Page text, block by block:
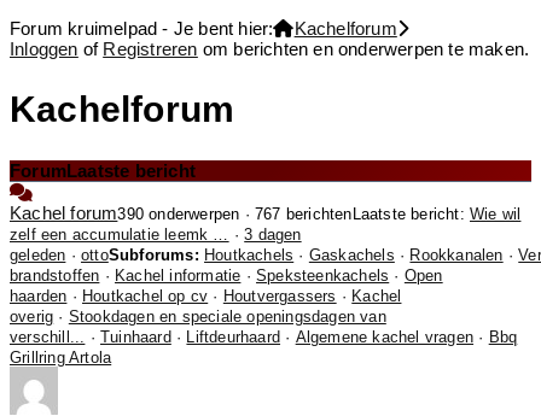
Forum kruimelpad - Je bent hier:
Kachelforum
Inloggen of Registreren om berichten en onderwerpen te maken.
Kachelforum
ForumLaatste bericht
Kachel forum390 onderwerpen · 767 berichten Laatste bericht:Wie wil
zelf een accumulatie leemk …
·3 dagen
geleden ·ottoSubforums: Houtkachels · Gaskachels · Rookkanalen ·
brandstoffen · Kachel informatie ·Speksteenkachels · Open
haarden · Houtkachel op cv · Houtvergassers · Kachel
overig · Stookdagen en speciale openingsdagen van
verschill...
·Tuinhaard · Liftdeurhaard · Algemene kachel vragen · Bbq
Grillring Artola